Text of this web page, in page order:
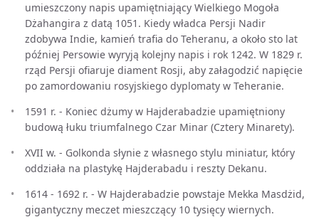
umieszczony napis upamiętniający Wielkiego Mogoła
Dżahangira z datą 1051. Kiedy władca Persji Nadir
zdobywa Indie, kamień trafia do Teheranu, a około sto lat
później Persowie wyryją kolejny napis i rok 1242. W 1829 r.
rząd Persji ofiaruje diament Rosji, aby załagodzić napięcie
po zamordowaniu rosyjskiego dyplomaty w Teheranie.
1591 r. - Koniec dżumy w Hajderabadzie upamiętniony
budową łuku triumfalnego Czar Minar (Cztery Minarety).
XVII w. - Golkonda słynie z własnego stylu miniatur, który
oddziała na plastykę Hajderabadu i reszty Dekanu.
1614 - 1692 r. - W Hajderabadzie powstaje Mekka Masdżid,
gigantyczny meczet mieszczący 10 tysięcy wiernych.